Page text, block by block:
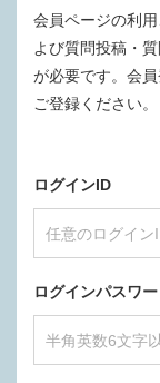
会員ページの利
よび質問投稿・
が必要です。会
ご登録ください。
ログインID
ログインパスワー